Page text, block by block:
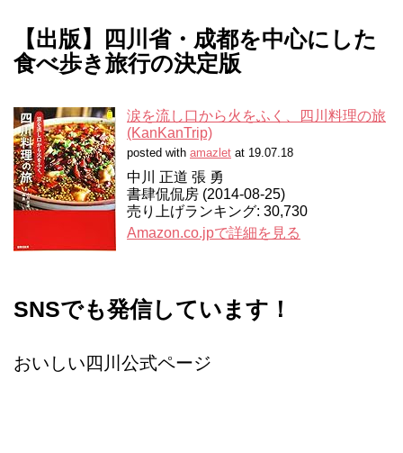
【出版】四川省・成都を中心にした
食べ歩き旅行の決定版
涙を流し口から火をふく、四川料理の旅
(KanKanTrip)
posted with amazlet at 19.07.18
中川 正道 張 勇
書肆侃侃房 (2014-08-25)
売り上げランキング: 30,730
Amazon.co.jpで詳細を見る
SNSでも発信しています！
おいしい四川公式ページ